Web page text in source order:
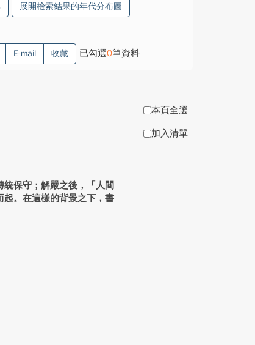
展開檢索結果的年代分布圖
E-mail 收藏 已勾選0筆資料
本頁全選
保守；解嚴之後，「人間
。在這樣的背景之下，書
加入清單